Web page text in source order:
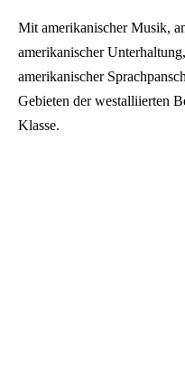
Mit amerikanischer Musik,
amerikanischer
amerikanischer
Gebieten der westalliierten
Klasse.